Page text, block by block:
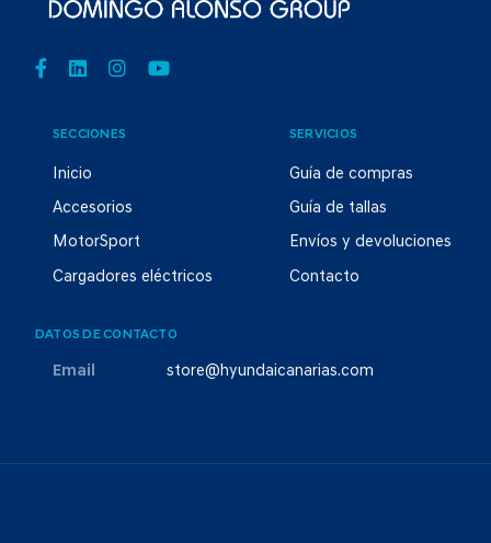
SECCIONES
Inicio
Accesorios
MotorSport
Cargadores eléctricos
SERVICIOS
Guía de compras
Guía de tallas
Envíos y devoluciones
Contacto
DATOS DE CONTACTO
Email store@hyundaicanarias.com